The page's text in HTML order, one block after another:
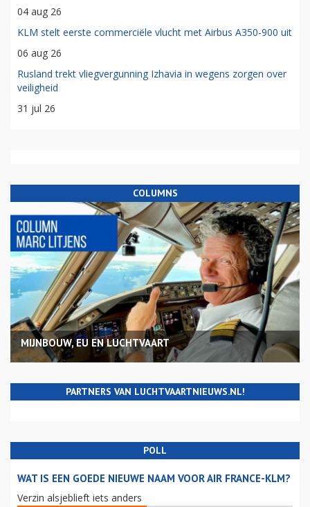
04 aug 26
KLM stelt eerste commerciële vlucht met Airbus A350-900 uit
06 aug 26
Rusland trekt vliegvergunning Izhavia in wegens zorgen over
veiligheid
31 jul 26
COLUMNS
MIJNBOUW, EU EN LUCHTVAART
PARTNERS VAN LUCHTVAARTNIEUWS.NL!
POLL
WAT IS EEN GOEDE NIEUWE NAAM VOOR AIR FRANCE-KLM?
Verzin alsjeblieft iets anders